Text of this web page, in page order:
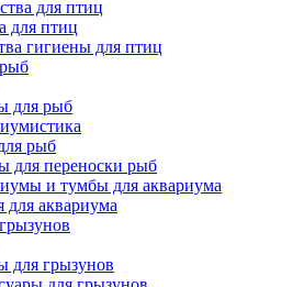
для птиц
для птиц
гигиены для птиц
для рыб
рыб
для переноски рыб
и тумбы для аквариума
аквариума
для грызунов